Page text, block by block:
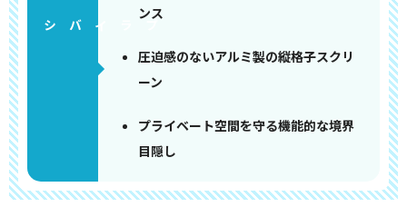
ンス
圧迫感のないアルミ製の縦格子スクリ
ーン
プライベート空間を守る機能的な境界
目隠し